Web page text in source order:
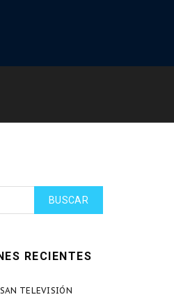
BUSCAR
RECIENTES
TELEVISIÓN